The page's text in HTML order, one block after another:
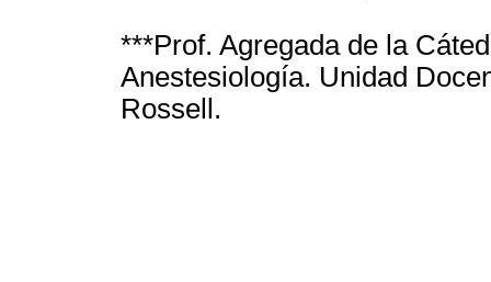
***Prof. Agregada de la
Anestesiología. Unidad
Rossell.